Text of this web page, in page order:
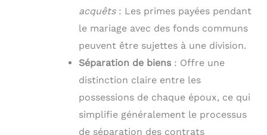
acquêts: Les primes payées pendant
le mariage avec des fonds communs
peuvent être sujettes à une division.
Séparation de biens : Offre une
distinction claire entre les
possessions de chaque époux, ce qui
simplifie généralement le processus
de séparation des contrats